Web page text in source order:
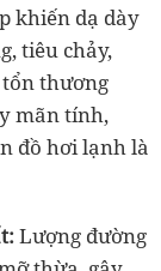
khiến dạ dày
tiêu chảy,
thương
mãn tính,
đồ hơi lạnh là
Lượng đường